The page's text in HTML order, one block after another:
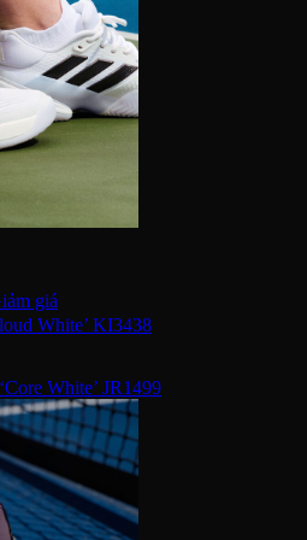
White’ KI3438